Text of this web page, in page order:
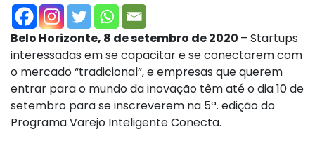
Belo Horizonte, 8 de setembro de 2020 – Startups
interessadas em se capacitar e se conectarem com
o mercado “tradicional”, e empresas que querem
entrar para o mundo da inovação têm até o dia 10 de
setembro para se inscreverem na 5ª. edição do
Programa Varejo Inteligente Conecta.